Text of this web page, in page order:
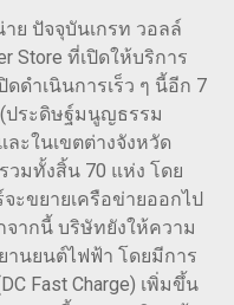
ย ปัจจุบันเกรท วอลล์
Store ที่เปิดให้บริการ
ดำเนินการเร็ว ๆ นี้อีก 7
ประดิษฐ์มนูญธรรม
ะในเขตต่างจังหวัด
มทั้งสิ้น 70 แห่ง โดย
ะขยายเครือข่ายออกไป
จากนี้ บริษัทยังให้ความ
านยนต์ไฟฟ้า โดยมีการ
Fast Charge) เพิ่มขึ้น